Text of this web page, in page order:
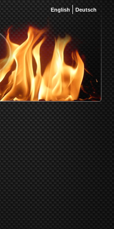
English Deutsch